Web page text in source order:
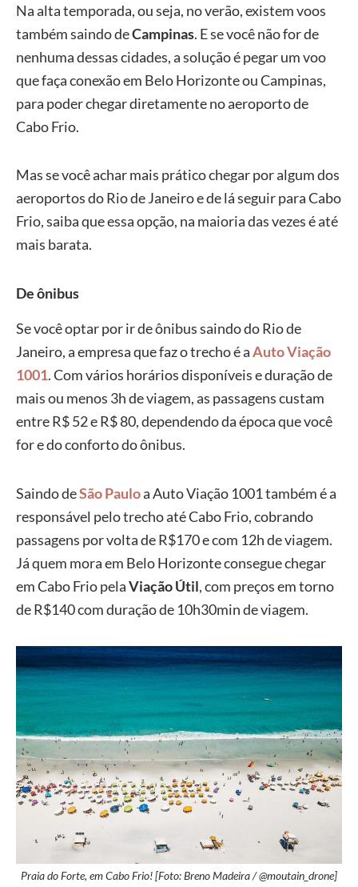
Na alta temporada, ou seja, no verão, existem voos
também saindo deCampinas. E se você não for de
nenhuma dessas cidades, a solução é pegar um voo
que faça conexão em Belo Horizonte ou Campinas,
para poder chegar diretamente no aeroporto de
Cabo Frio.
Mas se você achar mais prático chegar por algum dos
aeroportos do Rio de Janeiro e de lá seguir para Cabo
Frio, saiba que essa opção, na maioria das vezes é até
mais barata.
De ônibus
Se você optar por ir de ônibus saindo do Rio de
Janeiro, a empresa que faz o trecho é aAuto Viação
1001. Com vários horários disponíveis e duração de
mais ou menos 3h de viagem, as passagens custam
entre R$ 52 e R$ 80, dependendo da época que você
for e do conforto do ônibus.
Saindo deSão Pauloa Auto Viação 1001 também é a
responsável pelo trecho até Cabo Frio, cobrando
passagens por volta de R$170 e com 12h de viagem.
Já quem mora em Belo Horizonte consegue chegar
em Cabo Frio pelaViação Útil, com preços em torno
de R$140 com duração de 10h30min de viagem.
Praia do Forte, em Cabo Frio! [Foto: Breno Madeira / @moutain_drone]